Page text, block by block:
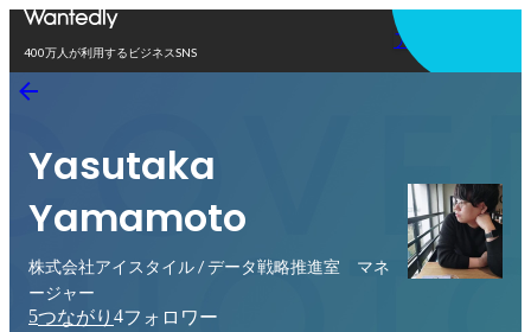
400万人が利用するビジネスSNS
アプリを使う
Yasutaka
Yamamoto
株式会社アイスタイル / データ戦略推進室 マネ
ージャー
5つながり 4フォロワー